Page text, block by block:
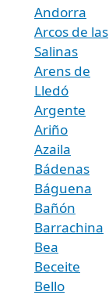
Andorra
Arcos de las
Salinas
Arens de
Lledó
Argente
Ariño
Azaila
Bádenas
Báguena
Bañón
Barrachina
Bea
Beceite
Bello